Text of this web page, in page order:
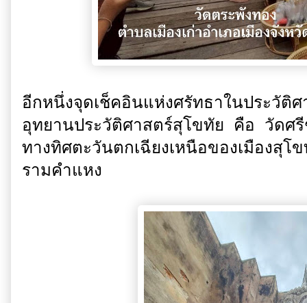
อีกหนึ่งจุดเช็คอินแห่งศรัทธาในประวัติ
อุทยานประวัติศาสตร์สุโขทัย คือ วัดศ
ทางทิศตะวันตกเฉียงเหนือของเมืองสุ
รามคำแหง